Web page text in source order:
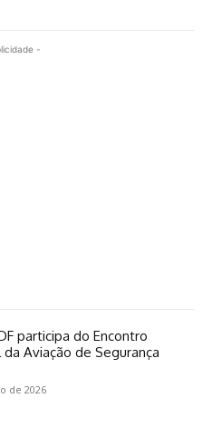
-
participa do Encontro
da Aviação de Segurança
de 2026